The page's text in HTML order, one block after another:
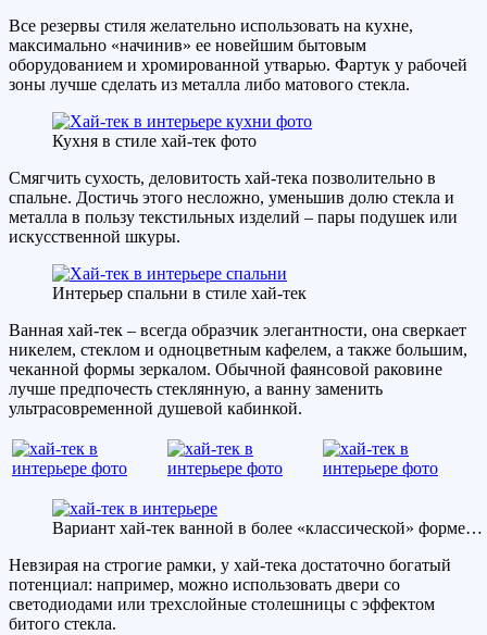
Все резервы стиля желательно использовать на кухне,
максимально «начинив» ее новейшим бытовым
оборудованием и хромированной утварью. Фартук у рабочей
зоны лучше сделать из металла либо матового стекла.
Кухня в стиле хай-тек фото
Смягчить сухость, деловитость хай-тека позволительно в
спальне. Достичь этого несложно, уменьшив долю стекла и
металла в пользу текстильных изделий – пары подушек или
искусственной шкуры.
Интерьер спальни в стиле хай-тек
Ванная хай-тек – всегда образчик элегантности, она сверкает
никелем, стеклом и одноцветным кафелем, а также большим,
чеканной формы зеркалом. Обычной фаянсовой раковине
лучше предпочесть стеклянную, а ванну заменить
ультрасовременной душевой кабинкой.
Вариант хай-тек ванной в более «классической» форме…
Невзирая на строгие рамки, у хай-тека достаточно богатый
потенциал: например, можно использовать двери со
светодиодами или трехслойные столешницы с эффектом
битого стекла.